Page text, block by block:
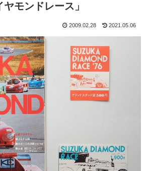
ヤモンドレース」
2009.02.28 2021.05.06